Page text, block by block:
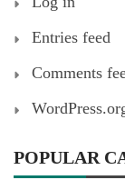
Entries feed
Comments
POPULAR